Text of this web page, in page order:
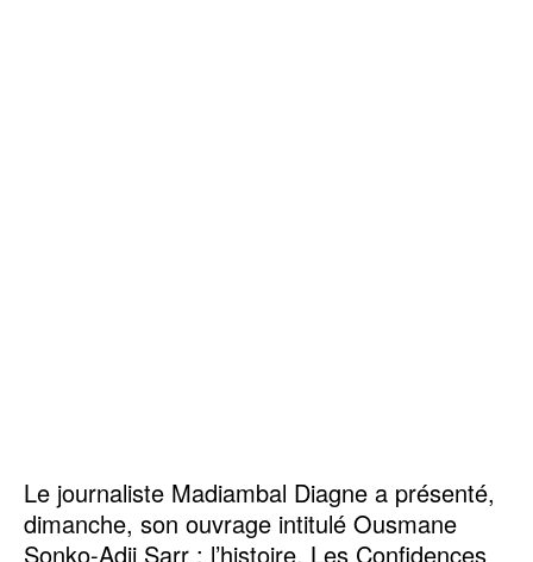
Le journaliste Madiambal Diagne a présenté,
dimanche, son ouvrage intitulé Ousmane
Sonko-Adji Sarr : l’histoire. Les Confidences